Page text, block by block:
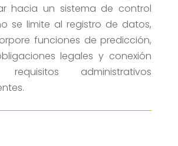
hacia un sistema de control
se limite al registro de datos,
funciones de predicción,
legales y conexión
administrativos